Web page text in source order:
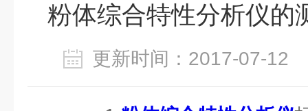
粉体综合特性分析仪的
更新时间：2017-07-